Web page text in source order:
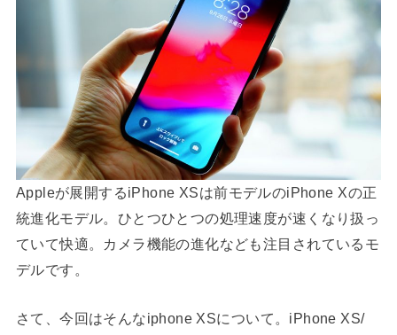
Appleが展開するiPhone XSは前モデルのiPhone Xの正
統進化モデル。ひとつひとつの処理速度が速くなり扱っ
ていて快適。カメラ機能の進化なども注目されているモ
デルです。
さて、今回はそんなiphone XSについて。iPhone XS/